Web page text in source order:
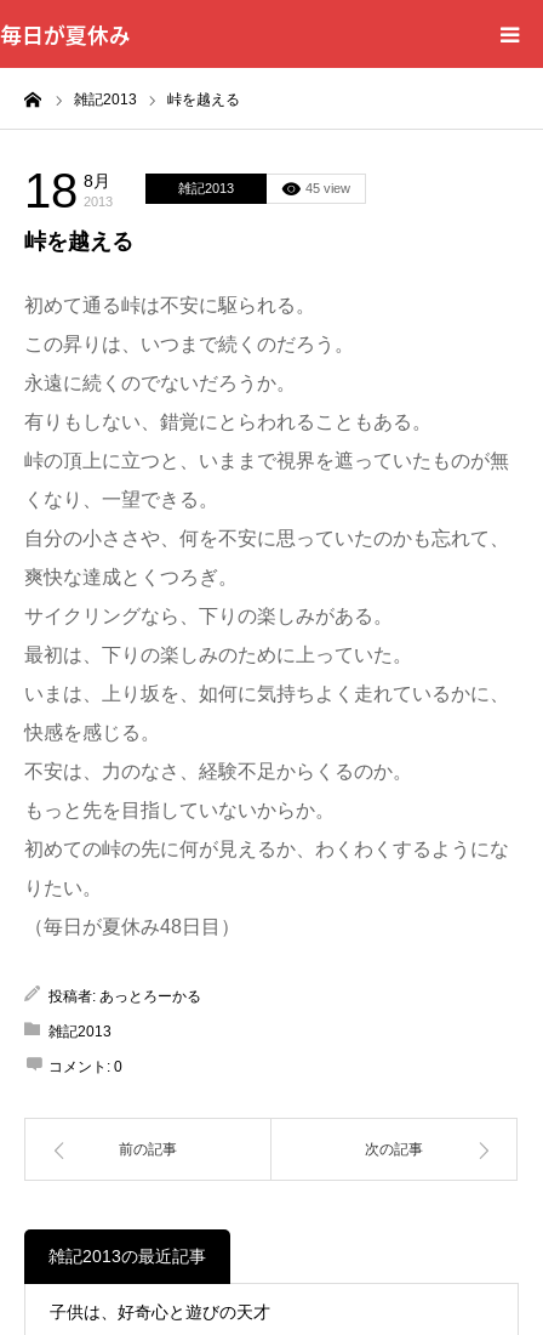
毎日が夏休み
雑記2013 峠を越える
18 8月
2013
雑記2013 45 view
峠を越える
初めて通る峠は不安に駆られる。
この昇りは、いつまで続くのだろう。
永遠に続くのでないだろうか。
有りもしない、錯覚にとらわれることもある。
峠の頂上に立つと、いままで視界を遮っていたものが無
くなり、一望できる。
自分の小ささや、何を不安に思っていたのかも忘れて、
爽快な達成とくつろぎ。
サイクリングなら、下りの楽しみがある。
最初は、下りの楽しみのために上っていた。
いまは、上り坂を、如何に気持ちよく走れているかに、
快感を感じる。
不安は、力のなさ、経験不足からくるのか。
もっと先を目指していないからか。
初めての峠の先に何が見えるか、わくわくするようにな
りたい。
（毎日が夏休み48日目）
投稿者: あっとろーかる
雑記2013
コメント: 0
前の記事 次の記事
雑記2013の最近記事
子供は、好奇心と遊びの天才